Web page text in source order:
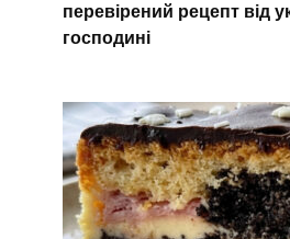
перевірений рецепт від
господині